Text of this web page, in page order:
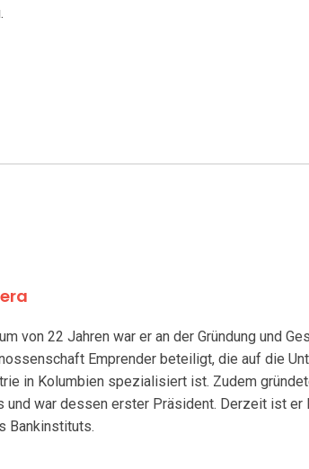
von 22 Jahren war er an der Gründung und
Emprender beteiligt, die auf die
in Kolumbien spezialisiert ist. Zudem
und war dessen erster Präsident. Derzeit ist er
Bankinstituts.